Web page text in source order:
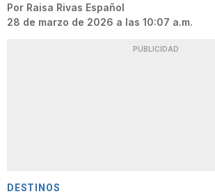
Por Raisa Rivas Español
28 de marzo de 2026 a las 10:07 a.m.
PUBLICIDAD
DESTINOS